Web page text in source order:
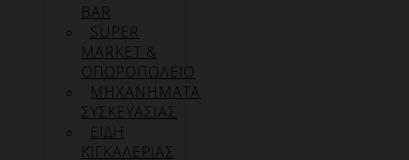
BAR
SUPER
MARKET &
ΟΠΩΡΟΠΩΛΕΙΟ
ΜΗΧΑΝΗΜΑΤΑ
ΣΥΣΚΕΥΑΣΙΑΣ
ΕΙΔΗ
ΚΙΓΚΑΛΕΡΙΑΣ